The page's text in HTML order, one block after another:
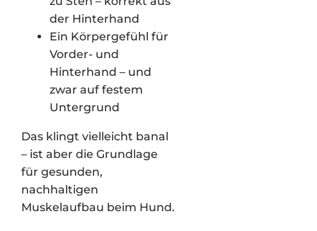
der Hinterhand
Ein Körpergefühl für
Vorder- und
Hinterhand – und
zwar auf festem
Untergrund
Das klingt vielleicht banal
– ist aber die Grundlage
für gesunden,
nachhaltigen
Muskelaufbau beim Hund.